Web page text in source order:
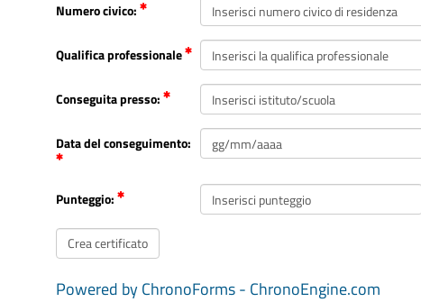
Numero civico:
Qualifica professionale
Conseguita presso:
Data del conseguimento:
Punteggio:
Powered by ChronoForms - ChronoEngine.com